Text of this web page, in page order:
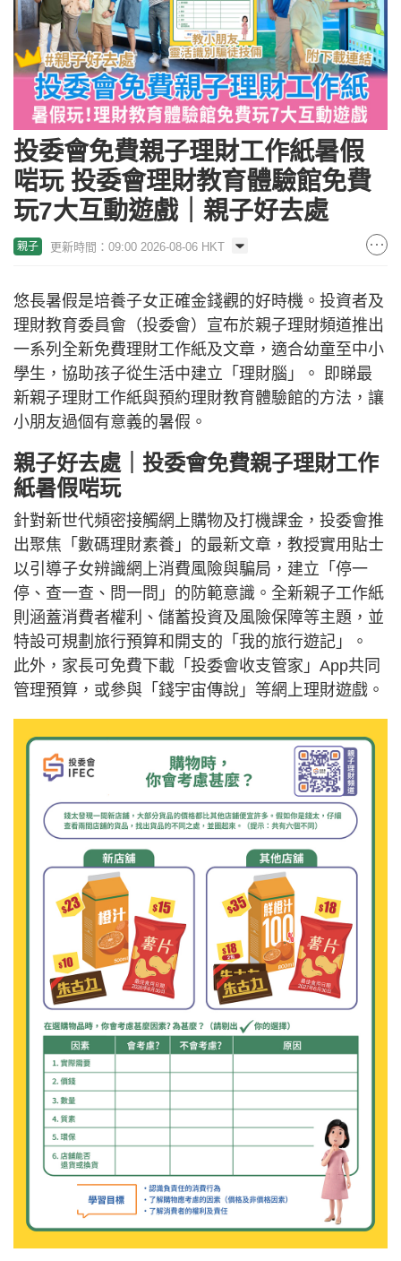
投委會免費親子理財工作紙暑假
啱玩 投委會理財教育體驗館免費
玩7大互動遊戲｜親子好去處
親子 更新時間：09:00 2026-08-06 HKT
悠長暑假是培養子女正確金錢觀的好時機。投資者及
理財教育委員會（投委會）宣布於親子理財頻道推出
一系列全新免費理財工作紙及文章，適合幼童至中小
學生，協助孩子從生活中建立「理財腦」。 即睇最
新親子理財工作紙與預約理財教育體驗館的方法，讓
小朋友過個有意義的暑假。
親子好去處｜投委會免費親子理財工作
紙暑假啱玩
針對新世代頻密接觸網上購物及打機課金，投委會推
出聚焦「數碼理財素養」的最新文章，教授實用貼士
以引導子女辨識網上消費風險與騙局，建立「停一
停、查一查、問一問」的防範意識。全新親子工作紙
則涵蓋消費者權利、儲蓄投資及風險保障等主題，並
特設可規劃旅行預算和開支的「我的旅行遊記」。
此外，家長可免費下載「投委會收支管家」App共同
管理預算，或參與「錢宇宙傳說」等網上理財遊戲。